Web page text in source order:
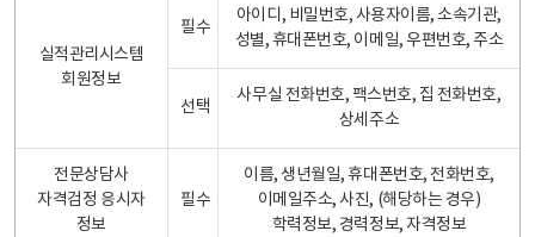
실적관리시스템
회원정보
필수
아이디, 비밀번호, 사용자이름, 소속기관,
성별, 휴대폰번호, 이메일, 우편번호, 주소
선택
사무실 전화번호, 팩스번호, 집 전화번호,
상세주소
전문상담사
자격검정 응시자
정보
필수
이름, 생년월일, 휴대폰번호, 전화번호,
이메일주소, 사진, (해당하는 경우)
학력정보, 경력정보, 자격정보